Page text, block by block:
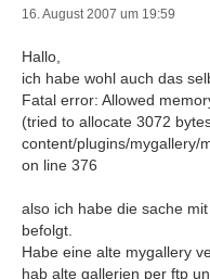
16. August 2007 um 19:59
Hallo,
ich habe wohl auch das
Fatal error: Allowed
(tried to allocate 3072
content/plugins/mygallery/
on line 376
also ich habe die sache
befolgt.
Habe eine alte mygallery
hab alte gallerien per ftp